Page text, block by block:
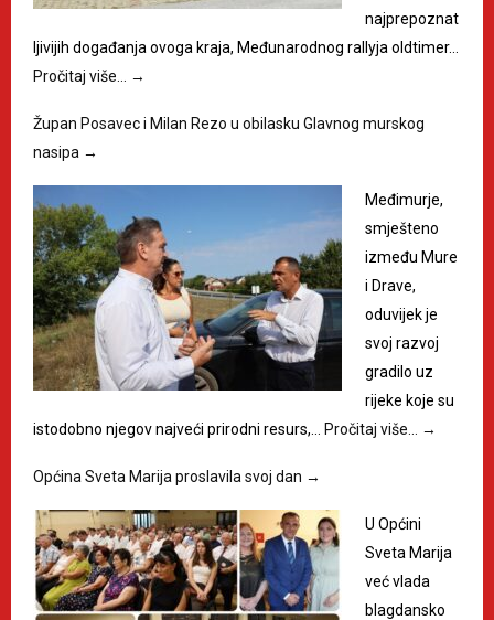
najprepoznat
ljivijih događanja ovoga kraja, Međunarodnog rallyja oldtimer…
Pročitaj više…
→
Župan Posavec i Milan Rezo u obilasku Glavnog murskog
nasipa →
Međimurje,
smješteno
između Mure
i Drave,
oduvijek je
svoj razvoj
gradilo uz
rijeke koje su
istodobno njegov najveći prirodni resurs,…
Pročitaj više… →
Općina Sveta Marija proslavila svoj dan →
U Općini
Sveta Marija
već vlada
blagdansko